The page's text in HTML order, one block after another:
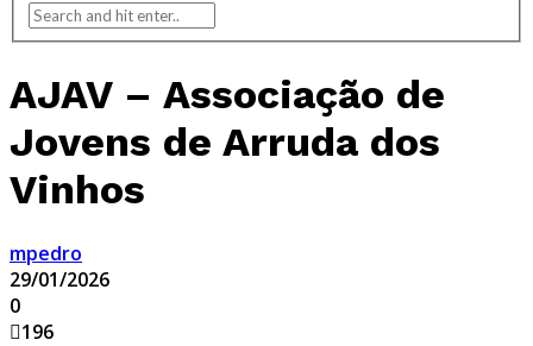
AJAV – Associação de
Jovens de Arruda dos
Vinhos
mpedro
29/01/2026
0
196